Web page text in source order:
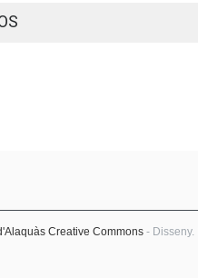
Creative Commons - Disseny.